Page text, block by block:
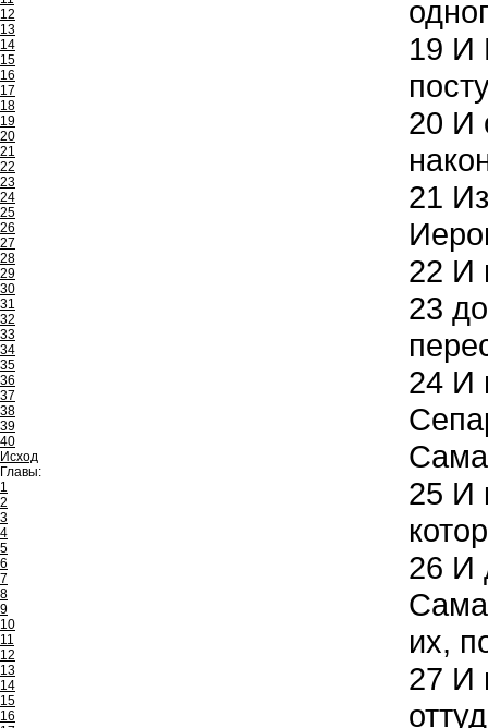
12
13
14
15
16
17
18
19
20
21
22
23
24
25
26
27
28
29
30
31
32
33
34
35
36
37
38
39
40
Исход
Главы:
1
2
3
4
5
6
7
8
9
10
11
12
13
14
15
16
19 И
20 И
21
22 И
23
24 И
25 И
26 И
их,
27 И